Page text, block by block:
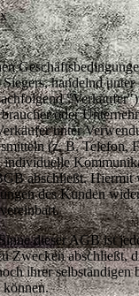
handelnd unter
oder
unter
(z. B. Telefon,
individuelle
abschließt. Hiermit
des Kunden
dieser AGB ist
Zwecken abschließt,
ihrer selbständigen
können.